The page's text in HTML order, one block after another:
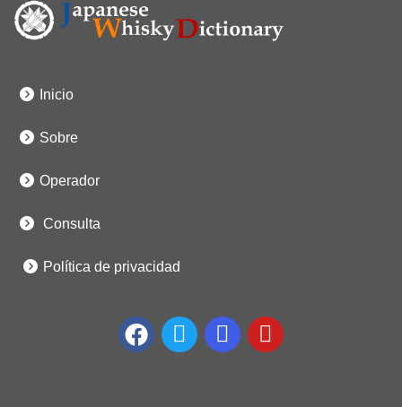
Inicio
Sobre
Operador
Consulta
Política de privacidad